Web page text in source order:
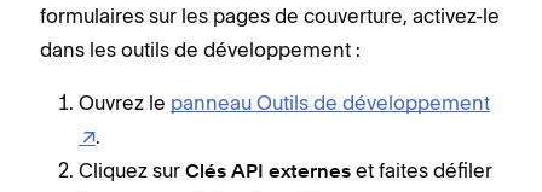
formulaires sur les pages de couverture, activez-le
dans les outils de développement :
Ouvrez le panneau Outils de développement
.
Cliquez sur Clés API externes et faites défiler